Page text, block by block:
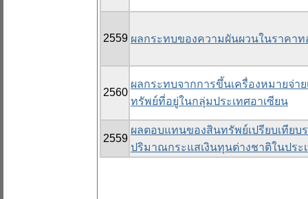
2559 ผลกระทบของความผันผวนในราคา
2560
ผลกระทบจากการขึ้นเครื่องหมายจ่
ทรัพย์ที่อยู่ในกลุ่มประเทศอาเซียน
2559
ผลตอบแทนของสินทรัพย์เปรียบเทียบ
ปริมาณกระแสเงินทุนต่างชาติในประ